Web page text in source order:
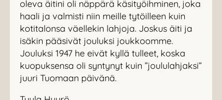
oleva äitini oli näppärä käsityöihminen, joka
haali ja valmisti niin meille tytöilleen kuin
kotitalonsa väellekin lahjoja. Joskus äiti ja
isäkin pääsivät jouluksi joukkoomme.
Jouluksi 1947 he eivät kyllä tulleet, koska
kuopuksensa oli syntynyt kuin ”joululahjaksi”
juuri Tuomaan päivänä.